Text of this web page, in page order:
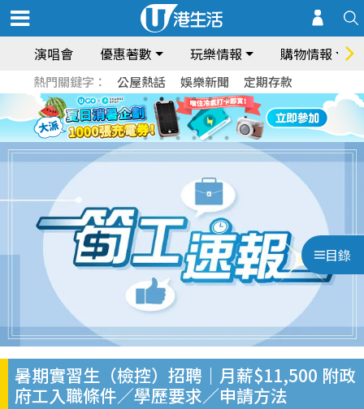
演唱會 優惠著數 玩樂情報 購物情報
熱門關鍵字： 公屋熱話 娛樂新聞 定期存款
目錄
暑期實習生（檢控）招聘｜月薪$11,500 附政
府工入職條件／學歷要求／申請方法